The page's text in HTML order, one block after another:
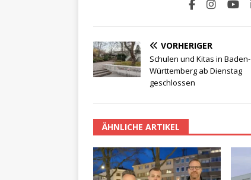
VORHERIGER
Schulen und Kitas in Baden-
Württemberg ab Dienstag
geschlossen
ÄHNLICHE ARTIKEL